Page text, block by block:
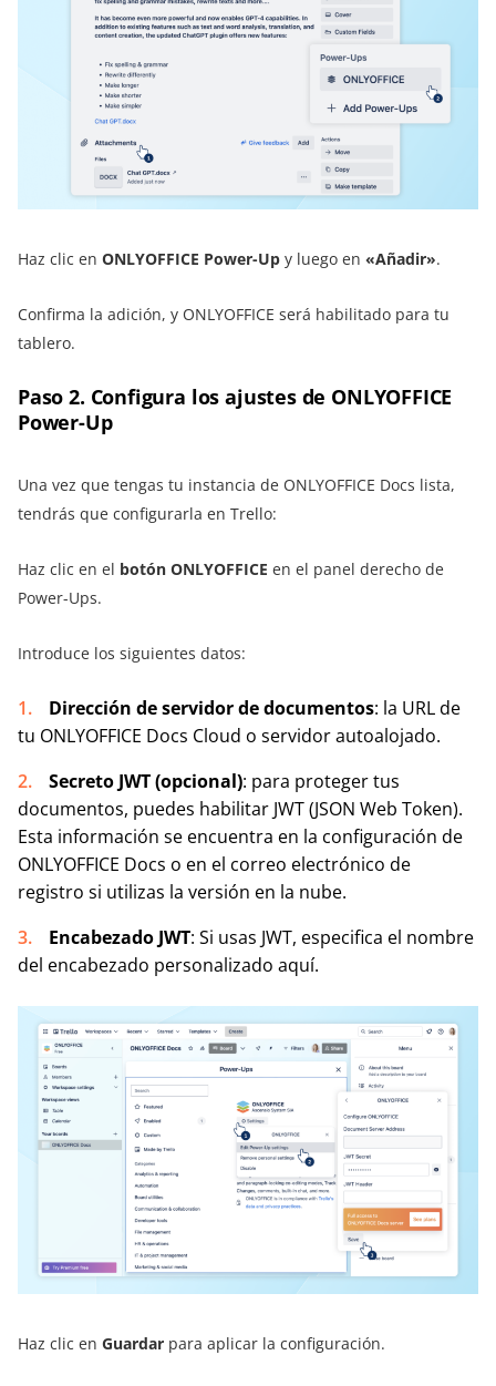
Haz clic en ONLYOFFICE Power-Up y luego en «Añadir».
Confirma la adición, y ONLYOFFICE será habilitado para tu
tablero.
Paso 2. Configura los ajustes de ONLYOFFICE
Power-Up
Una vez que tengas tu instancia de ONLYOFFICE Docs lista,
tendrás que configurarla en Trello:
Haz clic en el botón ONLYOFFICE en el panel derecho de
Power-Ups.
Introduce los siguientes datos:
Dirección de servidor de documentos: la URL de
tu ONLYOFFICE Docs Cloud o servidor autoalojado.
Secreto JWT (opcional): para proteger tus
documentos, puedes habilitar JWT (JSON Web Token).
Esta información se encuentra en la configuración de
ONLYOFFICE Docs o en el correo electrónico de
registro si utilizas la versión en la nube.
Encabezado JWT: Si usas JWT, especifica el nombre
del encabezado personalizado aquí.
Haz clic en Guardar para aplicar la configuración.